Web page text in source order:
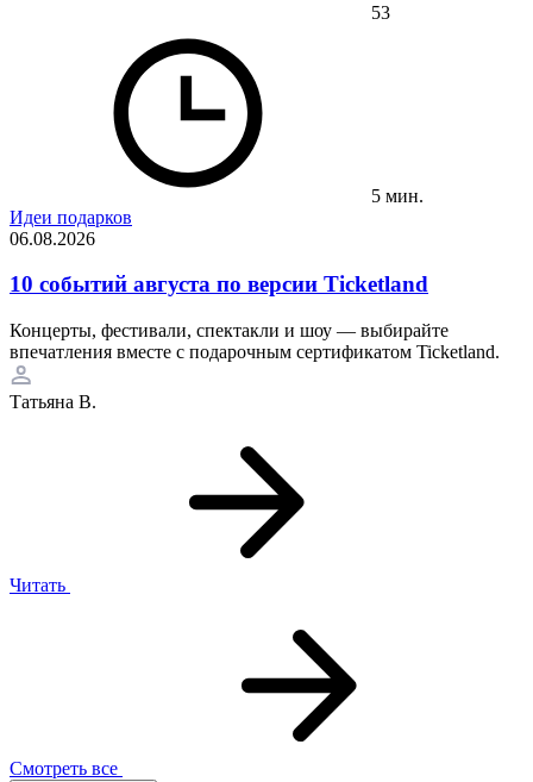
53
5 мин.
Идеи подарков
06.08.2026
10 событий августа по версии Ticketland
Концерты, фестивали, спектакли и шоу — выбирайте
впечатления вместе с подарочным сертификатом Ticketland.
Татьяна В.
Читать
Смотреть все